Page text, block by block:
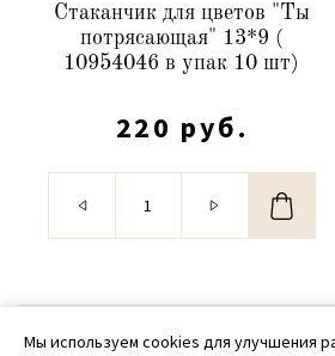
Стаканчик для цветов "Ты
потрясающая" 13*9 (
10954046 в упак 10 шт)
220 руб.
© 2020 - 2026
Мы используем cookies для улучшения